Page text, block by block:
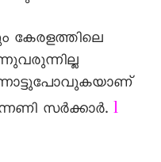
സര്‍ക്കാര്‍. l